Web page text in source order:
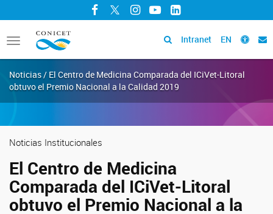
Facebook
TwitterInstagram
YouTubeLinkedIn
Toggle
navigation
Intranet EN
Noticias / El Centro de Medicina Comparada del ICiVet-Litoral
obtuvo el Premio Nacional a la Calidad 2019
Noticias Institucionales
El Centro de Medicina
Comparada del ICiVet-Litoral
obtuvo el Premio Nacional a la